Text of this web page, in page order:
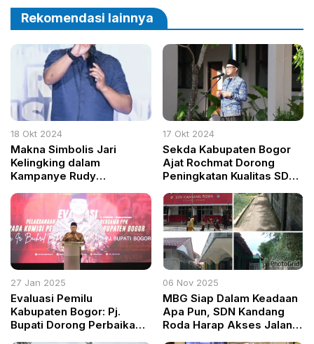
Rekomendasi lainnya
18 Okt 2024
Makna Simbolis Jari
Kelingking dalam
Kampanye Rudy
Kabupaten Bogor
17 Okt 2024
Sekda Kabupaten Bogor
Ajat Rochmat Dorong
Peningkatan Kualitas SDM
27 Jan 2025
Evaluasi Pemilu
Kabupaten Bogor: Pj.
Bupati Dorong Perbaikan
06 Nov 2025
MBG Siap Dalam Keadaan
Apa Pun, SDN Kandang
Roda Harap Akses Jalan